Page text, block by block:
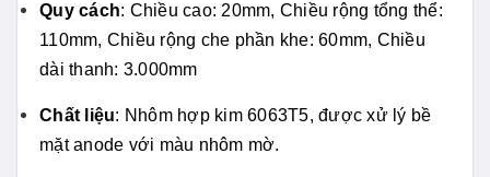
Quy cách: Chiều cao: 20mm, Chiều rộng tổng thể:
110mm, Chiều rộng che phần khe: 60mm, Chiều
dài thanh: 3.000mm
Chất liệu: Nhôm hợp kim 6063T5, được xử lý bề
mặt anode với màu nhôm mờ.